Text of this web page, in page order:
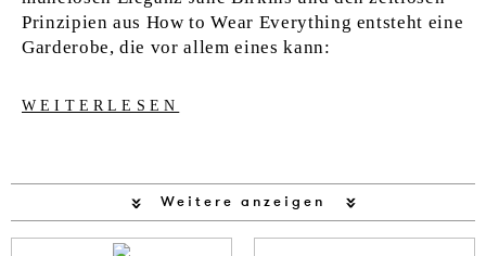
Prinzipien aus How to Wear Everything entsteht eine
Garderobe, die vor allem eines kann:
WEITERLESEN
Weitere anzeigen